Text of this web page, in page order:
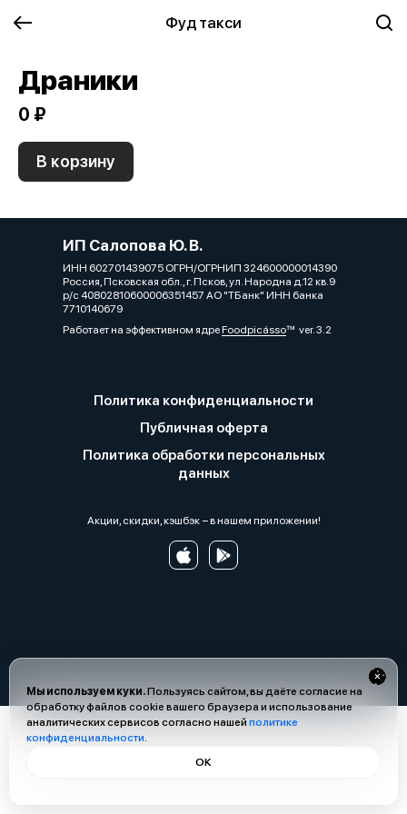
Фуд такси
Мы используем куки.Пользуясь сайтом, вы даёте согласие на
обработку файлов cookie вашего браузера и использование
аналитических сервисов согласно нашей политике
конфиденциальности.
ОК
Драники
0 ₽
В корзину
ИП Салопова Ю. В.
ИНН 602701439075 ОГРН/ОГРНИП 324600000014390
Россия, Псковская обл., г. Псков, ул. Народна д.12 кв.9
р/с 40802810600006351457 АО "ТБанк" ИНН банка
7710140679
Работает на эффективном ядреFoodpicássover. 3.2
Политика конфиденциальности
Публичная оферта
Политика обработки персональных
данных
Акции, скидки, кэшбэк − в нашем приложении!